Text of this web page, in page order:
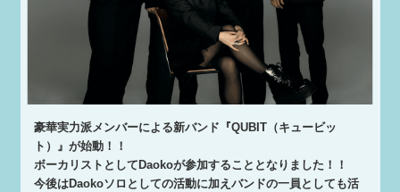
豪華実力派メンバーによる新バンド『QUBIT（キュービッ
ト）』が始動！！
ボーカリストとしてDaokoが参加することとなりました！！
今後はDaokoソロとしての活動に加えバンドの一員としても活